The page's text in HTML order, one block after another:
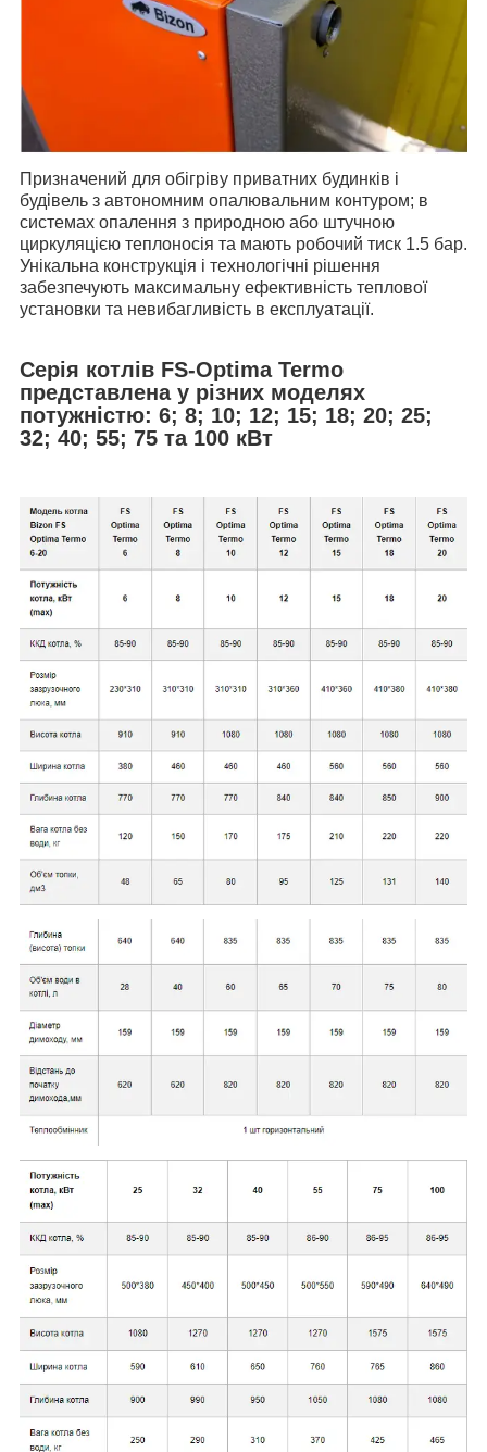
Призначений для обігріву приватних будинків і
будівель з автономним опалювальним контуром; в
системах опалення з природною або штучною
циркуляцією теплоносія та мають робочий тиск 1.5 бар.
Унікальна конструкція і технологічні рішення
забезпечують максимальну ефективність теплової
установки та невибагливість в експлуатації.
Серія котлів FS-Optima Termo
представлена у різних моделях
потужністю: 6; 8; 10; 12; 15; 18; 20; 25;
32; 40; 55; 75 та 100 кВт